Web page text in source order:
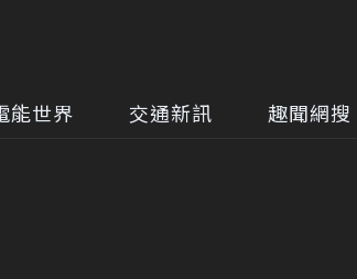
能世界 交通新訊 趣聞網搜